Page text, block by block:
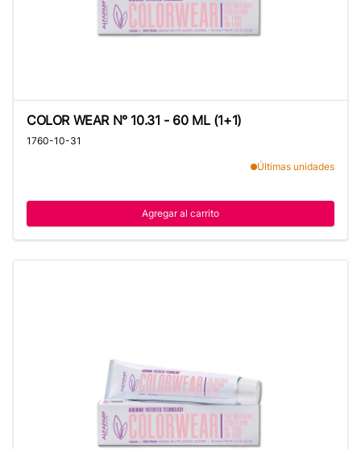
COLOR WEAR N° 10.31 - 60 ML (1+1)
1760-10-31
Últimas unidades
Agregar al carrito